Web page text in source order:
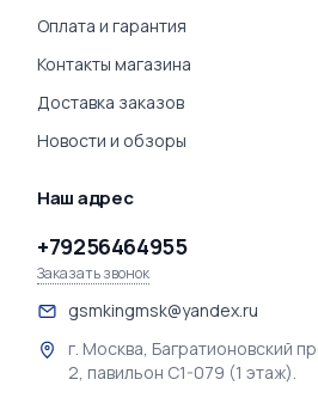
Оплата и гарантия
Контакты магазина
Доставка заказов
Новости и обзоры
Наш адрес
+79256464955
Заказать звонок
gsmkingmsk@yandex.ru
г. Москва, Багратионовский
2, павильон С1-079 (1 этаж).